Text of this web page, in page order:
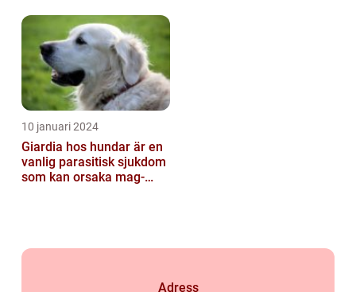
10 januari 2024
Giardia hos hundar är en
vanlig parasitisk sjukdom
som kan orsaka mag-
Adress